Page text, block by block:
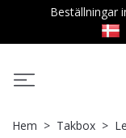
Beställningar
Hem Takbox